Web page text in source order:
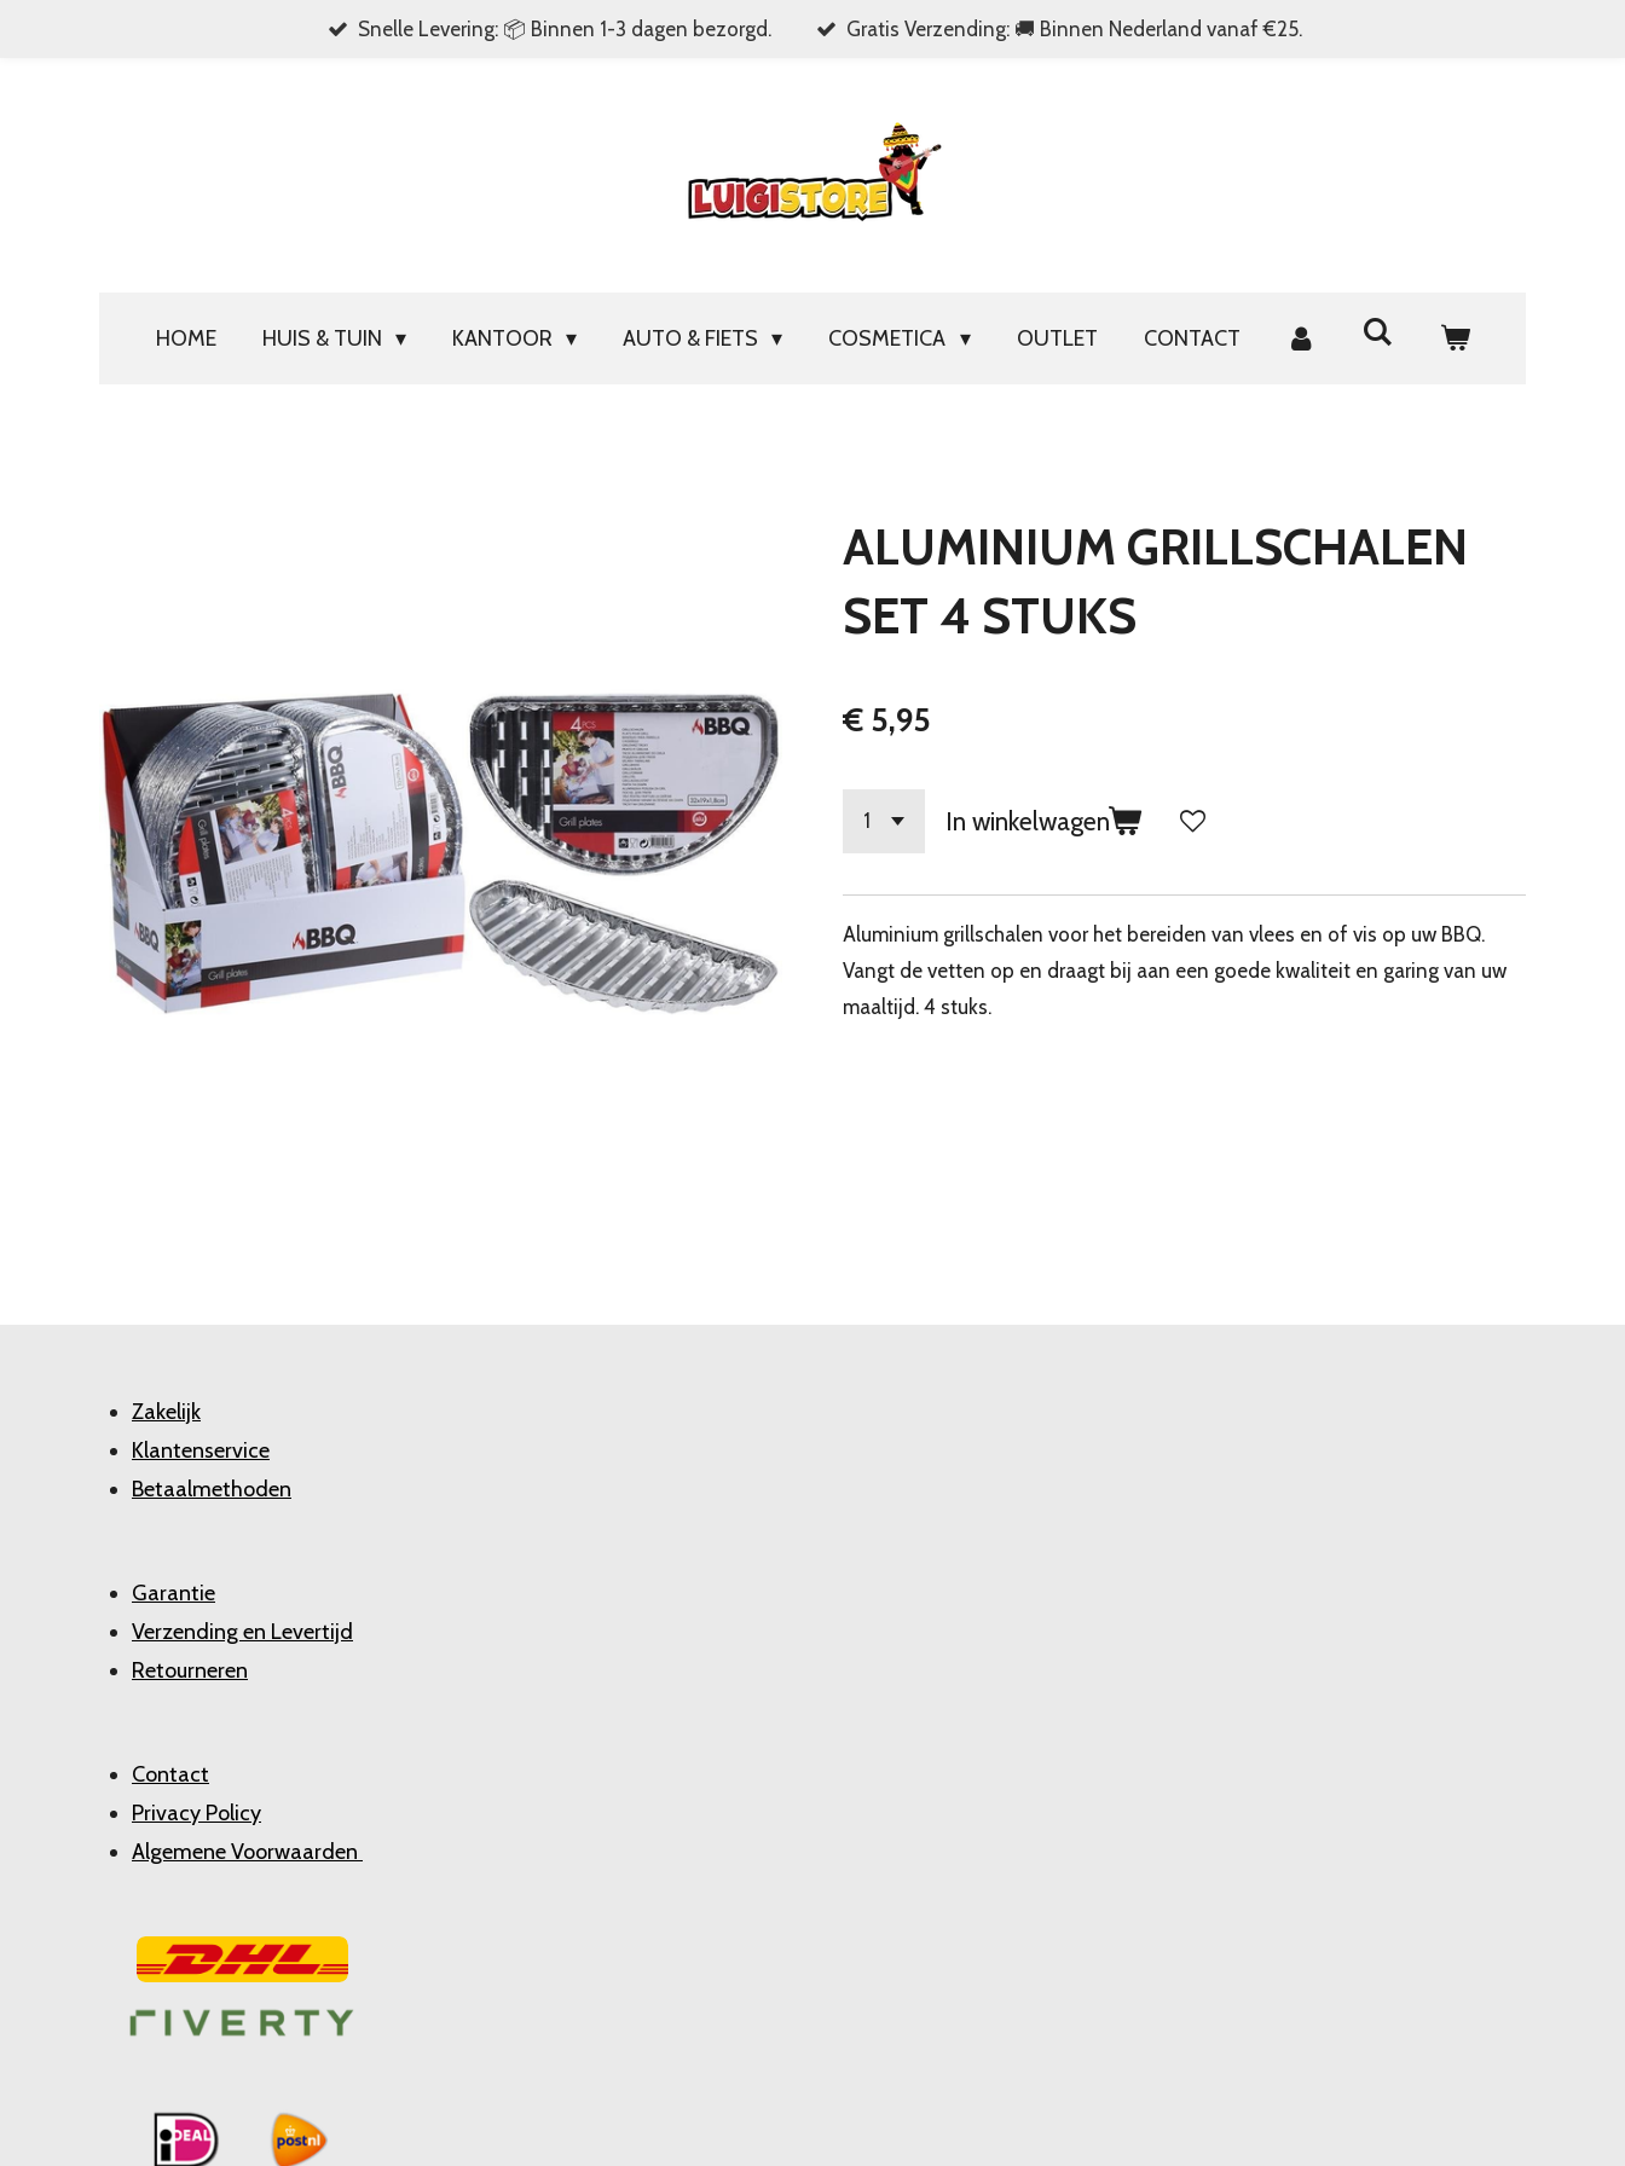
Snelle Levering: 📦 Binnen 1-3 dagen bezorgd. Gratis Verzending: 🚚 Binnen Nederland vanaf €25.
HOME HUIS & TUIN KANTOOR AUTO & FIETS COSMETICA OUTLET CONTACT
ALUMINIUM GRILLSCHALEN
SET 4 STUKS
€ 5,95
In winkelwagen
Aluminium grillschalen voor het bereiden van vlees en of vis op uw BBQ.
Vangt de vetten op en draagt bij aan een goede kwaliteit en garing van uw
maaltijd. 4 stuks.
Zakelijk
Klantenservice
Betaalmethoden
Garantie
Verzending en Levertijd
Retourneren
Contact
Privacy Policy
Algemene Voorwaarden